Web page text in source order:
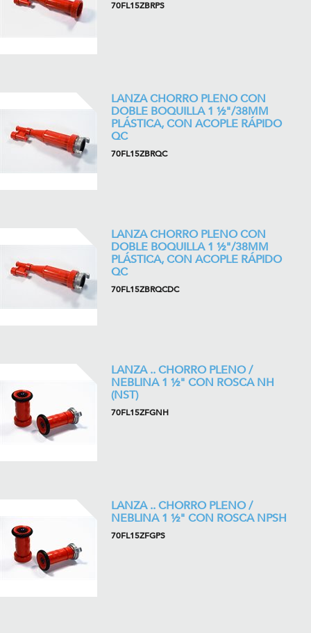
70FL15ZBRPS
LANZA CHORRO PLENO CON
DOBLE BOQUILLA 1 ½"/38MM
PLÁSTICA, CON ACOPLE RÁPIDO
QC
70FL15ZBRQC
LANZA CHORRO PLENO CON
DOBLE BOQUILLA 1 ½"/38MM
PLÁSTICA, CON ACOPLE RÁPIDO
QC
70FL15ZBRQCDC
LANZA .. CHORRO PLENO /
NEBLINA 1 ½" CON ROSCA NH
(NST)
70FL15ZFGNH
LANZA .. CHORRO PLENO /
NEBLINA 1 ½" CON ROSCA NPSH
70FL15ZFGPS